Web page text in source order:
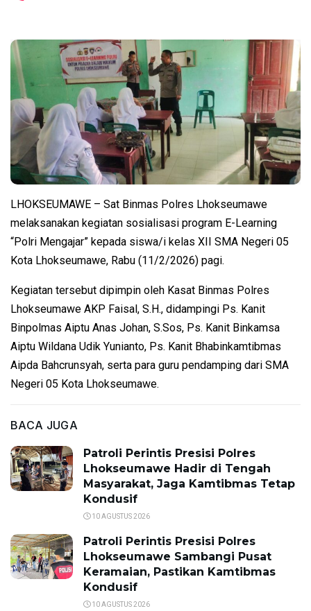
LHOKSEUMAWE – Sat Binmas Polres Lhokseumawe
melaksanakan kegiatan sosialisasi program E-Learning
“Polri Mengajar” kepada siswa/i kelas XII SMA Negeri 05
Kota Lhokseumawe, Rabu (11/2/2026) pagi.
Kegiatan tersebut dipimpin oleh Kasat Binmas Polres
Lhokseumawe AKP Faisal, S.H., didampingi Ps. Kanit
Binpolmas Aiptu Anas Johan, S.Sos, Ps. Kanit Binkamsa
Aiptu Wildana Udik Yunianto, Ps. Kanit Bhabinkamtibmas
Aipda Bahcrunsyah, serta para guru pendamping dari SMA
Negeri 05 Kota Lhokseumawe.
BACA JUGA
Patroli Perintis Presisi Polres
Lhokseumawe Hadir di Tengah
Masyarakat, Jaga Kamtibmas Tetap
Kondusif
10 AGUSTUS 2026
Patroli Perintis Presisi Polres
Lhokseumawe Sambangi Pusat
Keramaian, Pastikan Kamtibmas
Kondusif
10 AGUSTUS 2026